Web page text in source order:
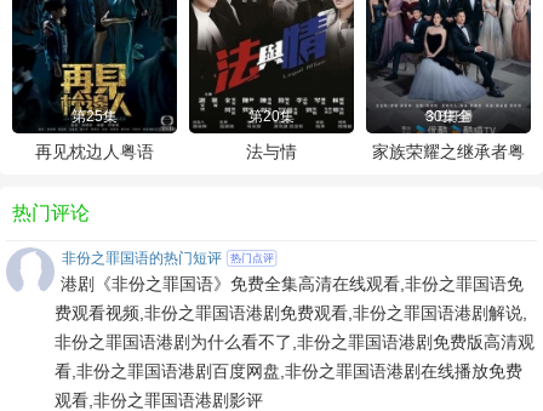
第25集
再见枕边人粤语
第20集
法与情
30集全
家族荣耀之继承者粤
热门评论
非份之罪国语的热门短评 热门点评
港剧《非份之罪国语》免费全集高清在线观看,非份之罪国语免
费观看视频,非份之罪国语港剧免费观看,非份之罪国语港剧解说,
非份之罪国语港剧为什么看不了,非份之罪国语港剧免费版高清观
看,非份之罪国语港剧百度网盘,非份之罪国语港剧在线播放免费
观看,非份之罪国语港剧影评